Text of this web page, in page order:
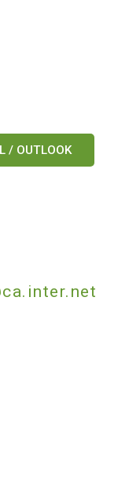
/ OUTLOOK